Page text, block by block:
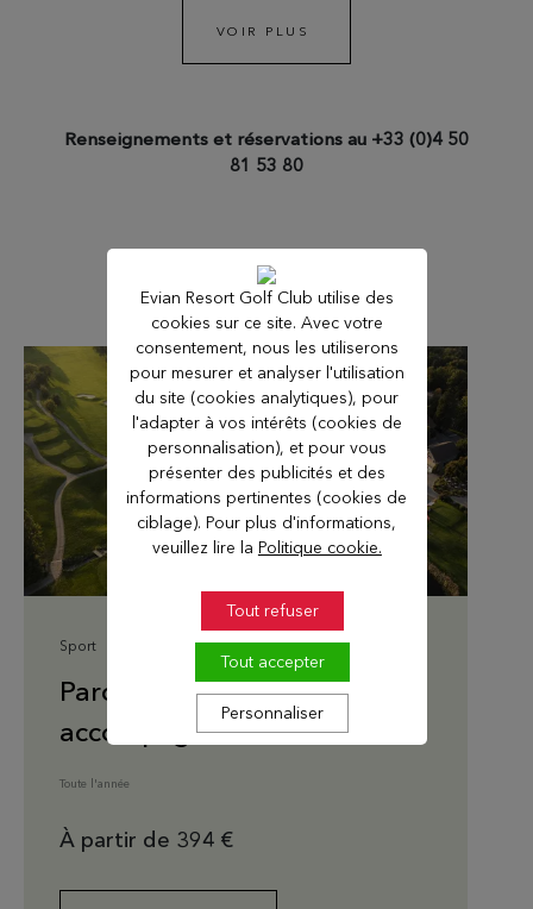
VOIR PLUS
Renseignements et réservations au +33 (0)4 50
81 53 80
Nos offres
Sport
Parcours 18 trous
accompagné
Toute l'année
À partir de 394 €
Evian Resort Golf Club utilise des
cookies sur ce site. Avec votre
consentement, nous les utiliserons
pour mesurer et analyser l'utilisation
du site (cookies analytiques), pour
l'adapter à vos intérêts (cookies de
personnalisation), et pour vous
présenter des publicités et des
informations pertinentes (cookies de
ciblage). Pour plus d'informations,
veuillez lire la Politique cookie.
Tout refuser
Tout accepter
Personnaliser